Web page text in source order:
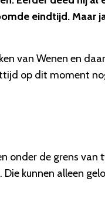
eindtijd. Maar
van Wenen en
op dit moment
onder de grens
kunnen alleen